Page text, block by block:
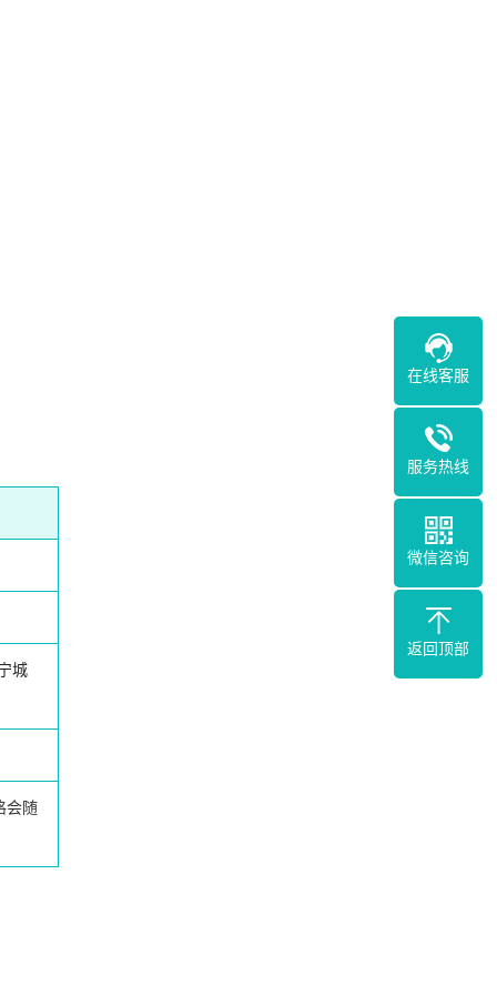
城
会随
在线客服
服务热线
微信咨询
返回顶部